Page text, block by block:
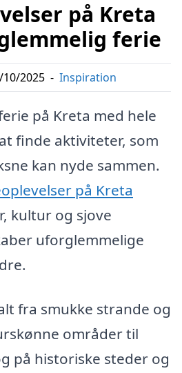
på Kreta
ferie
10/2025 - Inspiration
på Kreta med hele
finde aktiviteter, som
kan nyde sammen.
på Kreta
kultur og sjove
uforglemmelige
fra smukke strande og
områder til
på historiske steder og